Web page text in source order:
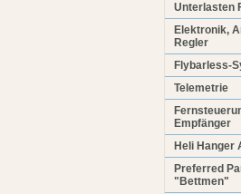
Unterlasten
Elektronik,
Regler
Flybarless-
Telemetrie
Empfänger
Heli Hanger
Preferred
"Bettmen"